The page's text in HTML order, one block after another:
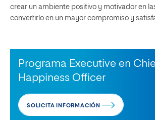
crear un ambiente positivo y motivador en
convertirlo en un mayor compromiso y
Programa Executive en
Happiness Officer
SOLICITA INFORMACIÓN